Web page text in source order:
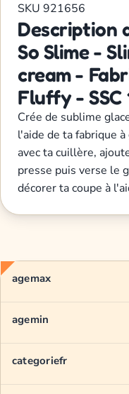
SKU 921656
Description
So Slime -
cream -
Fluffy - SSC
Crée de sublime
l'aide de ta fabrique
avec ta cuillère,
presse puis verse le
décorer ta coupe à
agemax
agemin
categoriefr